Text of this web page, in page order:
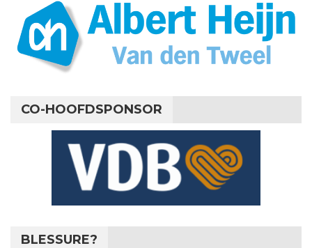
CO-HOOFDSPONSOR
BLESSURE?